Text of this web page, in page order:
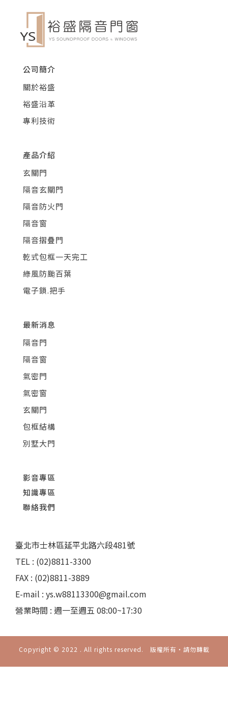
公司簡介
關於裕盛
裕盛沿革
專利技術
產品介紹
玄關門
隔音玄關門
隔音防火門
隔音窗
隔音摺疊門
乾式包框一天完工
綠風防颱百葉
電子鎖.把手
最新消息
隔音門
隔音窗
氣密門
氣密窗
玄關門
包框結構
別墅大門
影音專區
知識專區
聯絡我們
臺北市士林區延平北路六段481號
TEL : (02)8811-3300
FAX : (02)8811-3889
E-mail : ys.w88113300@gmail.com
營業時間 : 週一至週五 08:00~17:30
Copyright © 2022 . All rights reserved. 版權所有‧請勿轉載